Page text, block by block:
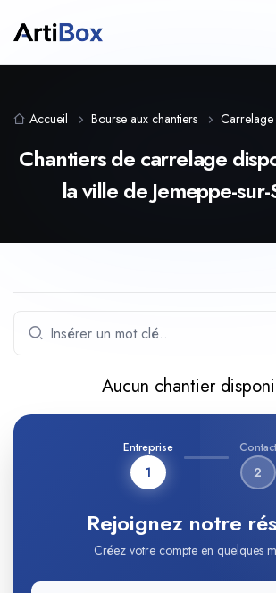
Accueil Bourse aux chantiers Carrelage
Chantiers de carrelage
la ville de Jemeppe-
Aucun chantier
Entreprise
1
Contact
2
Rejoignez notre
Créez votre compte en quelques